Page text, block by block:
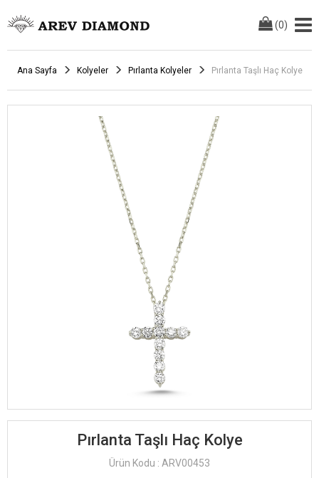
(0)
Ana Sayfa Kolyeler Pırlanta Kolyeler Pırlanta Taşlı Haç Kolye
Pırlanta Taşlı Haç Kolye
Ürün Kodu : ARV00453